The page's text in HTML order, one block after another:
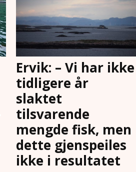
Ervik: – Vi har ikke
tidligere år
slaktet
tilsvarende
mengde fisk, men
dette gjenspeiles
ikke i resultatet